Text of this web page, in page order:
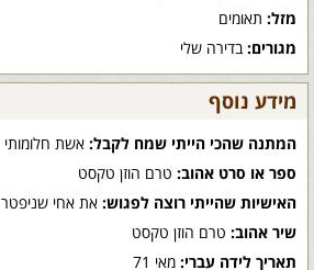
מזל: תאומים
מגורים: בדירה שלי
מידע נוסף
המתנה שהכי הייתי שמח לקבל: אשת חלומותי
ספר או סרט אהוב: טרם הוזן טקסט
האישיות שהייתי רוצה לפגוש: את אחי שניפטר
שיר אהוב: טרם הוזן טקסט
תאריך לידה עברי: מאי 71